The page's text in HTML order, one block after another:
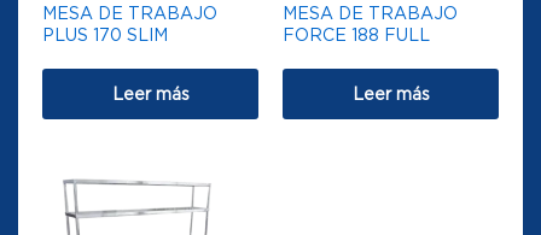
MESA DE TRABAJO
PLUS 170 SLIM
Leer más
MESA DE TRABAJO
FORCE 188 FULL
Leer más